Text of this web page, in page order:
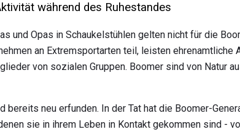
während des Ruhestandes
und Opas in Schaukelstühlen gelten nicht für die
an Extremsportarten teil, leisten ehrenamtliche
von sozialen Gruppen. Boomer sind von Natur
bereits neu erfunden. In der Tat hat die Boomer-
sie in ihrem Leben in Kontakt gekommen sind -